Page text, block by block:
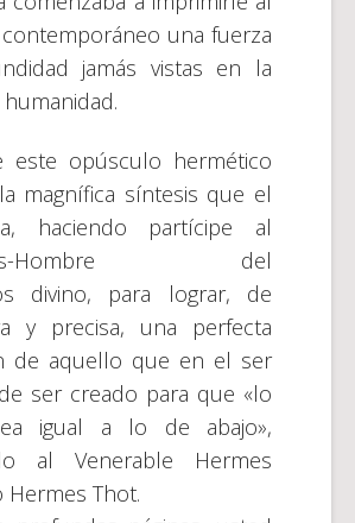
una fuerza
jamás vistas en la
este opúsculo hermético
magnífica síntesis que el
haciendo partícipe al
Hombre del
divino, para lograr, de
y precisa, una perfecta
de aquello que en el ser
ser creado para que «lo
igual a lo de abajo»,
al Venerable Hermes
Hermes Thot.